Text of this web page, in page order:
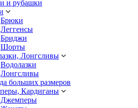
и рубашки
Брюки
Леггенсы
Бриджи
Шорты
Лонгсливы
Водолазки
Лонгсливы
больших размеров
Кардиганы
Джемперы